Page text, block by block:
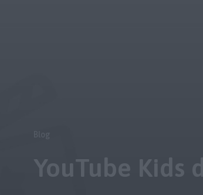
YouTube Kids